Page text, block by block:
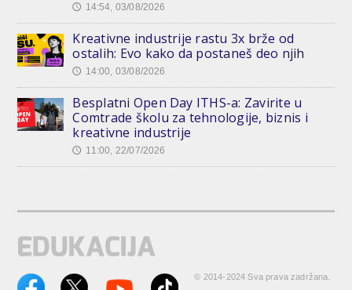
🕔 14:54, 03/08/2026
Kreativne industrije rastu 3x brže od
ostalih: Evo kako da postaneš deo njih
🕔 14:00, 03/08/2026
Besplatni Open Day ITHS-a: Zavirite u
Comtrade školu za tehnologije, biznis i
kreativne industrije
🕔 11:00, 22/07/2026
© 2014-2024 Sva prava zadržana.